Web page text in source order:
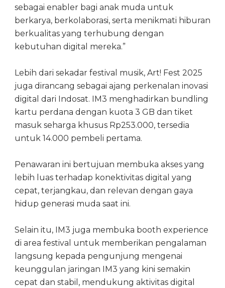
sebagai enabler bagi anak muda untuk
berkarya, berkolaborasi, serta menikmati hiburan
berkualitas yang terhubung dengan
kebutuhan digital mereka.”
Lebih dari sekadar festival musik, Art! Fest 2025
juga dirancang sebagai ajang perkenalan inovasi
digital dari Indosat. IM3 menghadirkan bundling
kartu perdana dengan kuota 3 GB dan tiket
masuk seharga khusus Rp253.000, tersedia
untuk 14.000 pembeli pertama.
Penawaran ini bertujuan membuka akses yang
lebih luas terhadap konektivitas digital yang
cepat, terjangkau, dan relevan dengan gaya
hidup generasi muda saat ini.
Selain itu, IM3 juga membuka booth experience
di area festival untuk memberikan pengalaman
langsung kepada pengunjung mengenai
keunggulan jaringan IM3 yang kini semakin
cepat dan stabil, mendukung aktivitas digital